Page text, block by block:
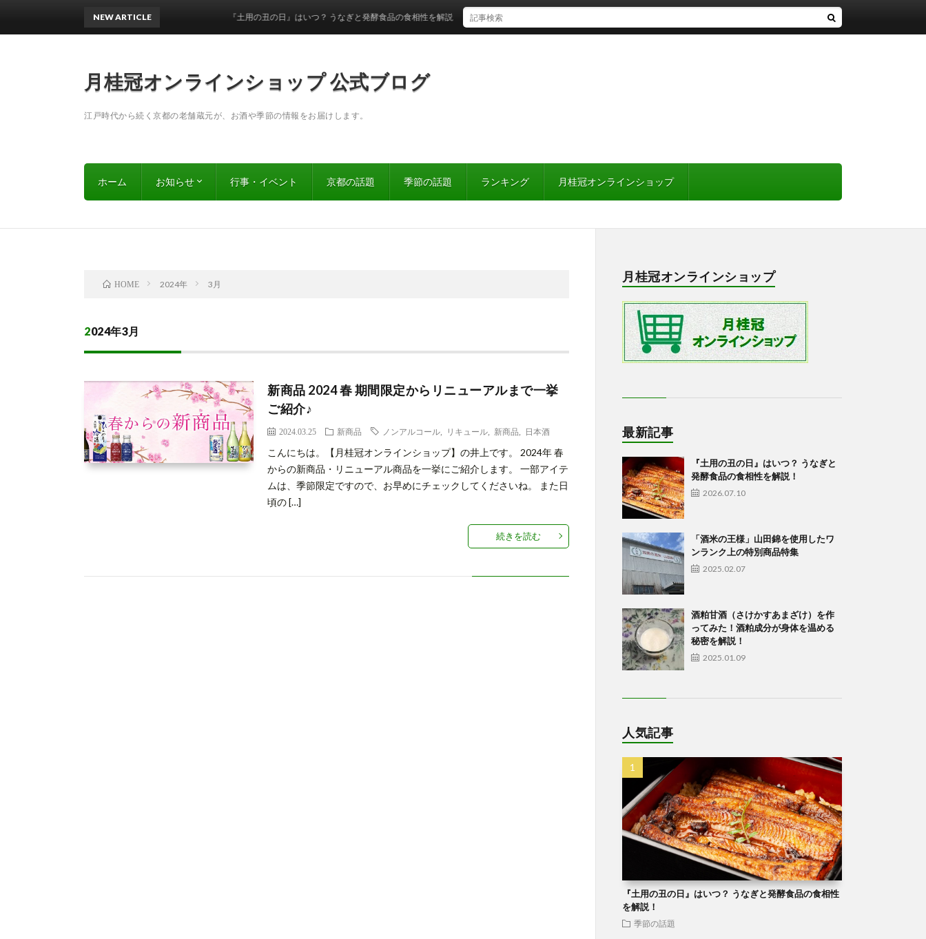
月桂冠オンラインショップ 公式ブログ
江戸時代から続く京都の老舗蔵元が、お酒や季節の情報をお届けします。
ホーム お知らせ 行事・イベント 京都の話題 季節の話題 ランキング 月桂冠オンラインショップ
NEW ARTICLE 『土用の丑の日』はいつ？ うなぎと発酵食品の食相性を解説！
HOME 2024年 3月
2024年3月
新商品 2024 春 期間限定からリニューアルまで一挙
ご紹介♪
2024.03.25 新商品 ノンアルコール リキュール 新商品 日本酒
こんにちは。【月桂冠オンラインショップ】の井上です。 2024年 春
からの新商品・リニューアル商品を一挙にご紹介します。 一部アイテ
ムは、季節限定ですので、お早めにチェックしてくださいね。 また日
頃の […]
続きを読む
月桂冠オンラインショップ
最新記事
『土用の丑の日』はいつ？ うなぎと
発酵食品の食相性を解説！
2026.07.10
「酒米の王様」山田錦を使用したワ
ンランク上の特別商品特集
2025.02.07
酒粕甘酒（さけかすあまざけ）を作
ってみた！酒粕成分が身体を温める
秘密を解説！
2025.01.09
人気記事
『土用の丑の日』はいつ？ うなぎと発酵食品の食相性
を解説！
季節の話題